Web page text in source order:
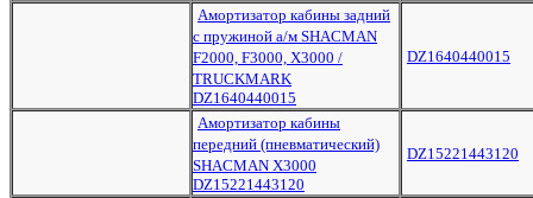
Амортизатор кабины задний
с пружиной а/м SHACMAN
F2000, F3000, X3000 /
TRUCKMARK
DZ1640440015
DZ1640440015
Амортизатор кабины
передний (пневматический)
SHACMAN X3000
DZ15221443120
DZ15221443120